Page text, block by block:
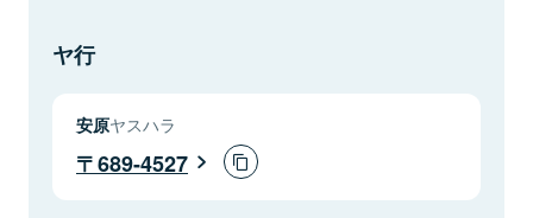
ヤ行
安原ヤスハラ
689-4527